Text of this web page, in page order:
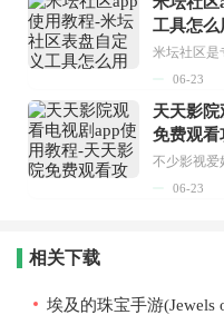
工具怎么
06-23
天天影
免费观看
06-23
相关下载
埃及的珠宝手游(Jewels